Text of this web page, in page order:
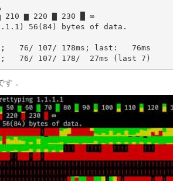
210 ▆ 220 ▇ 230 █ ∞
56(84) bytes of data.
76/ 107/ 178/  27ms (last 7)
．